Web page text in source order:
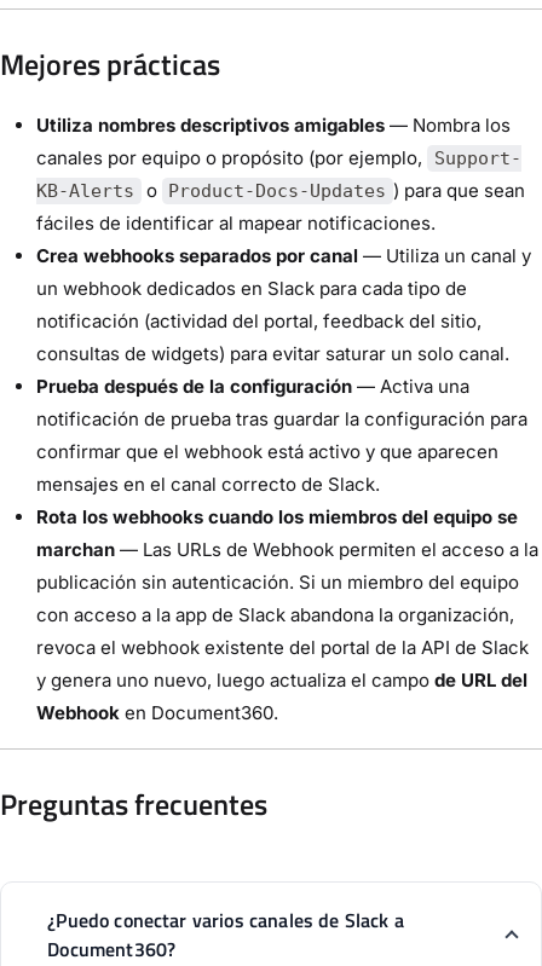
Mejores prácticas
Utiliza nombres descriptivos amigables — Nombra los
canales por equipo o propósito (por ejemplo,
Support-
KB-Alerts
o Product-Docs-Updates ) para que sean
fáciles de identificar al mapear notificaciones.
Crea webhooks separados por canal — Utiliza un canal y
un webhook dedicados en Slack para cada tipo de
notificación (actividad del portal, feedback del sitio,
consultas de widgets) para evitar saturar un solo canal.
Prueba después de la configuración — Activa una
notificación de prueba tras guardar la configuración para
confirmar que el webhook está activo y que aparecen
mensajes en el canal correcto de Slack.
Rota los webhooks cuando los miembros del equipo se
marchan — Las URLs de Webhook permiten el acceso a la
publicación sin autenticación. Si un miembro del equipo
con acceso a la app de Slack abandona la organización,
revoca el webhook existente del portal de la API de Slack
y genera uno nuevo, luego actualiza el campo de URL del
Webhook en Document360.
Preguntas frecuentes
¿Puedo conectar varios canales de Slack a
Document360?